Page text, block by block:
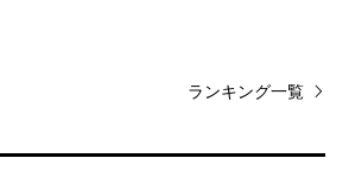
ランキング一覧